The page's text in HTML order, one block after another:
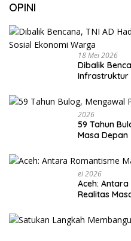
OPINI
18 Mei 2026
Dibalik
Infrastruktur
2026
59 Tahun
Masa Depan
Ei 2026
Aceh:
Realitas